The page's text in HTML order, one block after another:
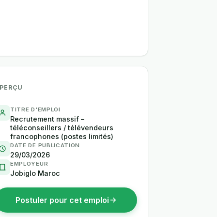
TITRE D'EMPLOI
Recrutement massif –
téléconseillers / télévendeurs
francophones (postes limités)
DATE DE PUBLICATION
29/03/2026
EMPLOYEUR
Jobiglo Maroc
Postuler pour cet emploi